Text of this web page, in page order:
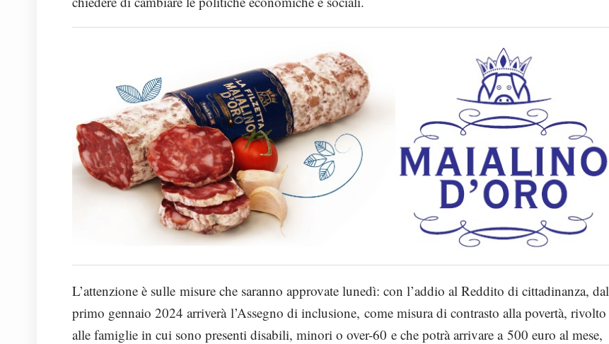
L’attenzione è sulle misure che saranno approvate lunedì: con l’addio al Reddito di cittadinanza, dal
primo gennaio 2024 arriverà l’Assegno di inclusione, come misura di contrasto alla povertà, rivolto
alle famiglie in cui sono presenti disabili, minori o over-60 e che potrà arrivare a 500 euro al mese,